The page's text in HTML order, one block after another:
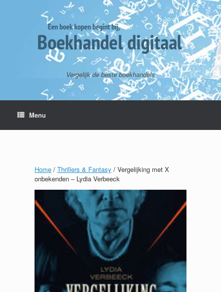
Vergelijk de beste boekhandels
Menu
Home / Thrillers & Fantasy / Vergelijking met X
onbekenden – Lydia Verbeeck